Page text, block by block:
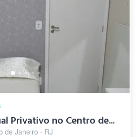
Privativo no Centro de...
de Janeiro - RJ